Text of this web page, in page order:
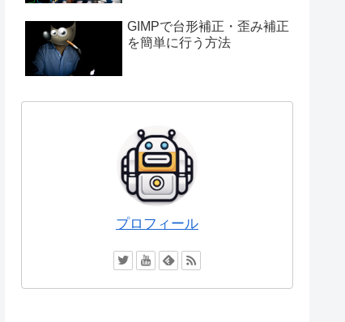
GIMPで台形補正・歪み補正
を簡単に行う方法
プロフィール